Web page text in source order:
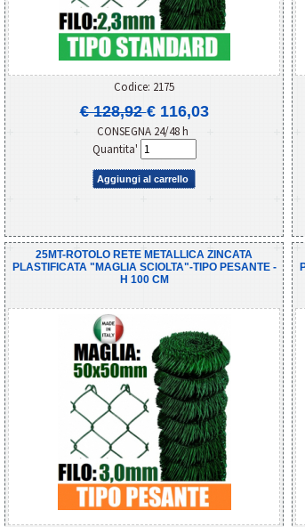
Codice: 2175
€ 128,92€ 116,03
CONSEGNA 24/48 h
Quantita'
Aggiungi al carrello
25MT-ROTOLO RETE METALLICA ZINCATA
PLASTIFICATA "MAGLIA SCIOLTA"-TIPO PESANTE -
H 100 CM